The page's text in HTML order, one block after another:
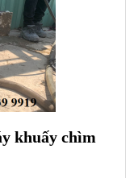
khuấy chìm